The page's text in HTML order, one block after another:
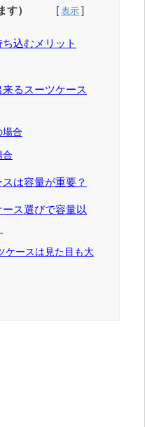
す）
込むメリット
るスーツケース
場合
合
は容量が重要？
ス選びで容量以
ケースは見た目も大